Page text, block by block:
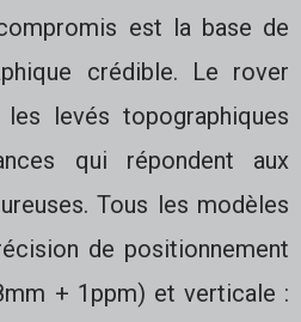
est la base de
crédible. Le rover
levés topographiques
qui répondent aux
Tous les modèles
de positionnement
+ 1ppm) et verticale :